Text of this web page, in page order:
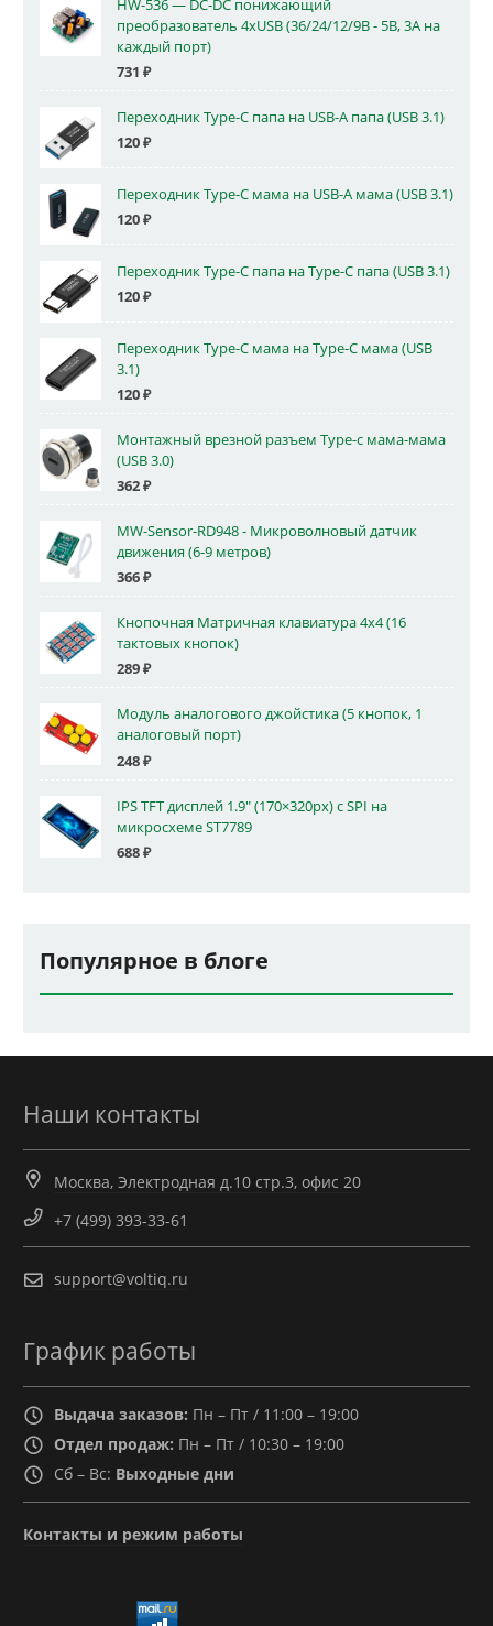
HW-536 — DC-DC понижающий
преобразователь 4xUSB (36/24/12/9В - 5В, 3А на
каждый порт)
731 ₽
Переходник Type-C папа на USB-A папа (USB 3.1)
120₽
Переходник Type-C мама на USB-A мама (USB 3.1)
120₽
Переходник Type-C папа на Type-C папа (USB 3.1)
120₽
Переходник Type-C мама на Type-C мама (USB
3.1)
120₽
Монтажный врезной разъем Type-c мама-мама
(USB 3.0)
362₽
MW-Sensor-RD948 - Микроволновый датчик
движения (6-9 метров)
366₽
Кнопочная Матричная клавиатура 4x4 (16
тактовых кнопок)
289₽
Модуль аналогового джойстика (5 кнопок, 1
аналоговый порт)
248₽
IPS TFT дисплей 1.9" (170×320px) с SPI на
микросхеме ST7789
688₽
Популярное в блоге
Наши контакты
Москва, Электродная д.10 стр.3, офис 20
+7 (499) 393-33-61
support@voltiq.ru
График работы
Выдача заказов: Пн – Пт / 11:00 – 19:00
Отдел продаж: Пн – Пт / 10:30 – 19:00
Сб – Вс: Выходные дни
Контакты и режим работы